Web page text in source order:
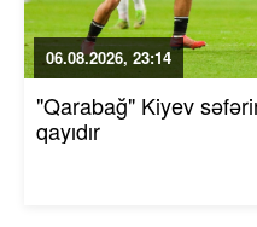
06.08.2026, 23:14
"Qarabağ" Kiyev
qayıdır